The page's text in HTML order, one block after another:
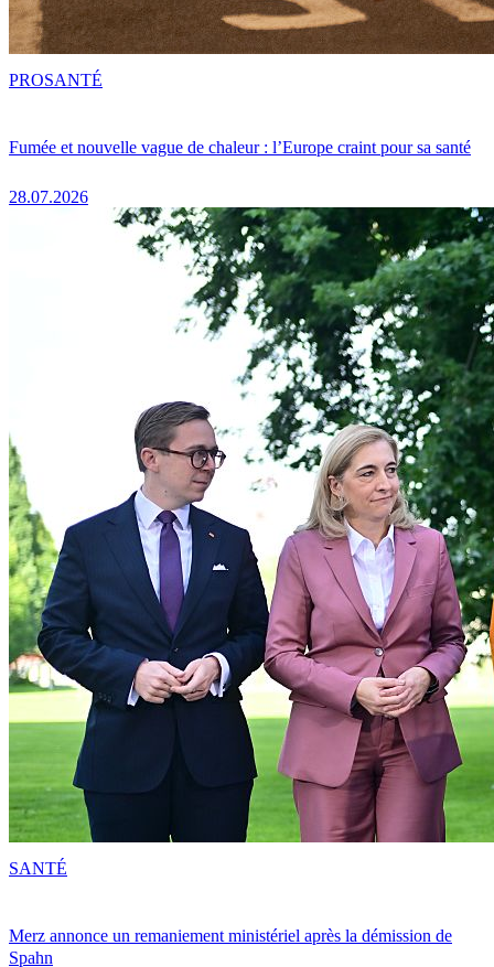
Fumée et nouvelle vague de chaleur : l’Europe craint pour sa santé
28.07.2026
PROSANTÉ
Merz annonce un remaniement ministériel après la démission de
Spahn
SANTÉ